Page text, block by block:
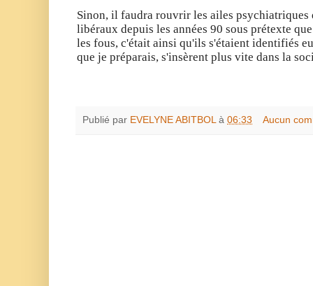
Sinon, il faudra rouvrir les ailes psychiatriques
libéraux depuis les années 90 sous prétexte
les fous, c'était ainsi qu'ils s'étaient identifiés
que je préparais, s'insèrent plus vite dans la
Publié par EVELYNE ABITBOL à 06:33 Aucun